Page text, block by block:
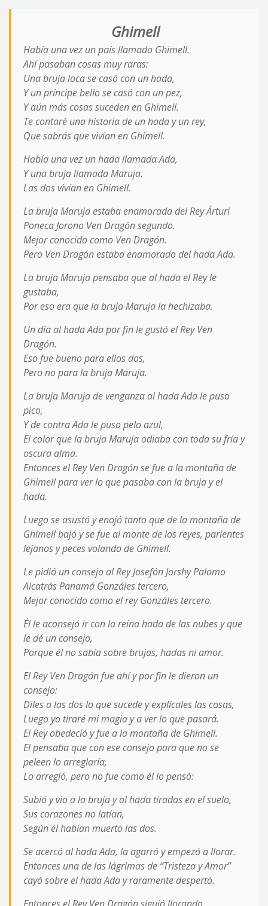
Ghimell
Había una vez un país llamado Ghimell.
Ahí pasaban cosas muy raras:
Una bruja loca se casó con un hada,
Y un príncipe bello se casó con un pez,
Y aún más cosas suceden en Ghimell.
Te contaré una historia de un hada y un rey,
Que sabrás que vivían en Ghimell.
Había una vez un hada llamada Ada,
Y una bruja llamada Maruja.
Las dos vivían en Ghimell.
La bruja Maruja estaba enamorada del Rey Árturi
Poneca Jorono Ven Dragón segundo.
Mejor conocido como Ven Dragón.
Pero Ven Dragón estaba enamorado del hada Ada.
La bruja Maruja pensaba que al hada el Rey le
gustaba,
Por eso era que la bruja Maruja la hechizaba.
Un día al hada Ada por fin le gustó el Rey Ven
Dragón.
Eso fue bueno para ellos dos,
Pero no para la bruja Maruja.
La bruja Maruja de venganza al hada Ada le puso
pico,
Y de contra Ada le puso pelo azul,
El color que la bruja Maruja odiaba con toda su fría y
oscura alma.
Entonces el Rey Ven Dragón se fue a la montaña de
Ghimell para ver lo que pasaba con la bruja y el
hada.
Luego se asustó y enojó tanto que de la montaña de
Ghimell bajó y se fue al monte de los reyes, parientes
lejanos y peces volando de Ghimell.
Le pidió un consejo al Rey Josefón Jorshy Palomo
Alcatrás Panamá Gonzáles tercero,
Mejor conocido como el rey Gonzáles tercero.
Él le aconsejó ir con la reina hada de las nubes y que
le dé un consejo,
Porque él no sabía sobre brujas, hadas ni amor.
El Rey Ven Dragón fue ahí y por fin le dieron un
consejo:
Diles a las dos lo que sucede y explícales las cosas,
Luego yo tiraré mi magia y a ver lo que pasará.
El Rey obedeció y fue a la montaña de Ghimell.
El pensaba que con ese consejo para que no se
peleen lo arreglaría,
Lo arregló, pero no fue como él lo pensó:
Subió y vio a la bruja y al hada tiradas en el suelo,
Sus corazones no latían,
Según él habían muerto las dos.
Se acercó al hada Ada, la agarró y empezó a llorar.
Entonces una de las lágrimas de “Tristeza y Amor”
cayó sobre el hada Ada y raramente despertó.